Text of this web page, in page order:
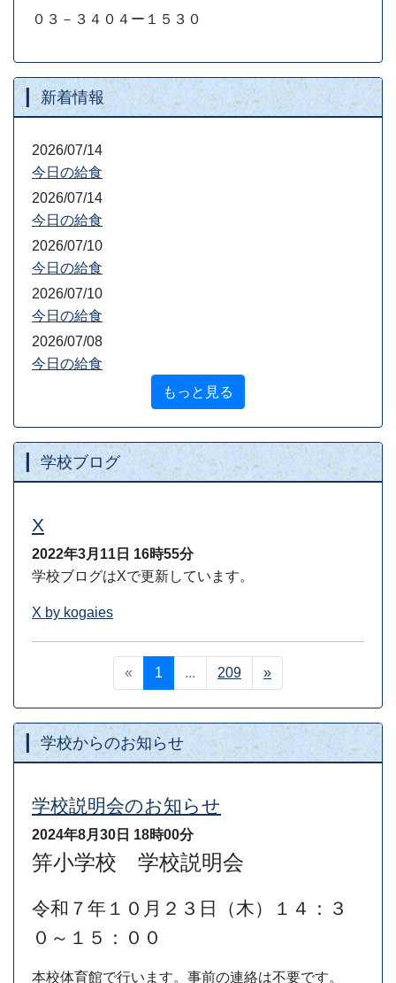
０３－３４０４ー１５３０
新着情報
2026/07/14
今日の給食
2026/07/14
今日の給食
2026/07/10
今日の給食
2026/07/10
今日の給食
2026/07/08
今日の給食
もっと見る
学校ブログ
X
2022年3月11日 16時55分
学校ブログはXで更新しています。
X by kogaies
« 1 ... 209 »
学校からのお知らせ
学校説明会のお知らせ
2024年8月30日 18時00分
笄小学校 学校説明会
令和７年１０月２３日（木）１４：３
０～１５：００
本校体育館で行います。事前の連絡は不要です。